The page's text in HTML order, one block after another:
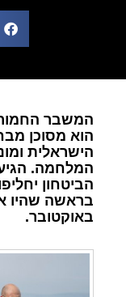
המשבר החמור
הוא מסוכן
הישראלית
המלחמה.
הביטחון
באוקטובר.